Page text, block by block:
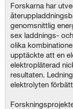
Forskarna har
genomsnittlig
sex laddnings-
olika
upptäckte att en
elektropläterad
resultaten.
elektrolyten